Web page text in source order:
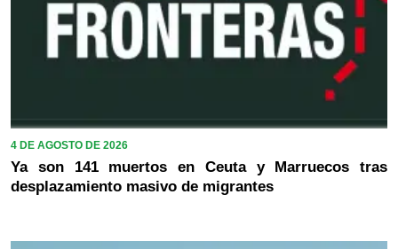
4 DE AGOSTO DE 2026
Ya son 141 muertos en Ceuta y Marruecos tras
desplazamiento masivo de migrantes